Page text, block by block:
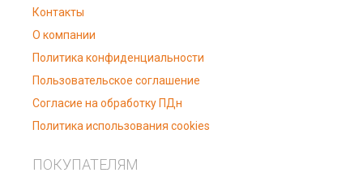
Контакты
О компании
Политика конфиденциальности
Пользовательское соглашение
Согласие на обработку ПДн
Политика использования cookies
ПОКУПАТЕЛЯМ